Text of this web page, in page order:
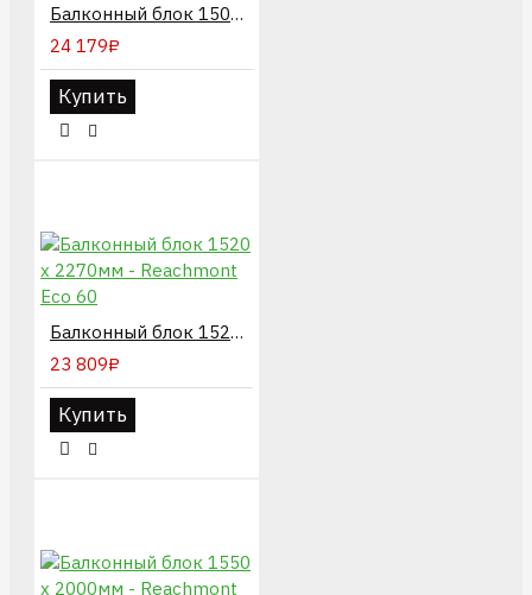
Балконный блок 1500 х 2200мм - Reachmont Eco 60
24 179₽
Купить
Балконный блок 1520 х 2270мм - Reachmont Eco 60
23 809₽
Купить